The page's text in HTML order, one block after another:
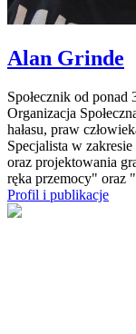
Alan Grinde
Społecznik od
Organizacja
hałasu, praw
Specjalista w
oraz projektowania
ręka przemocy" oraz
Profil i publikacje